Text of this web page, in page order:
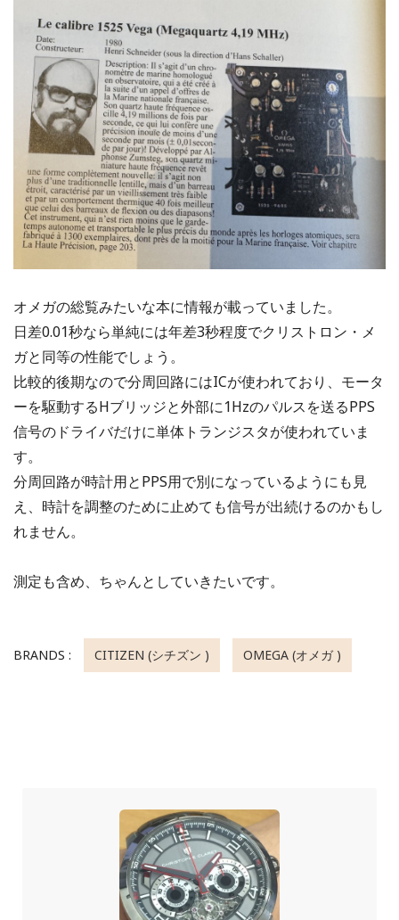
オメガの総覧みたいな本に情報が載っていました。
日差0.01秒なら単純には年差3秒程度でクリストロン・メ
ガと同等の性能でしょう。
比較的後期なので分周回路にはICが使われており、モータ
ーを駆動するHブリッジと外部に1Hzのパルスを送るPPS
信号のドライバだけに単体トランジスタが使われていま
す。
分周回路が時計用とPPS用で別になっているようにも見
え、時計を調整のために止めても信号が出続けるのかもし
れません。
測定も含め、ちゃんとしていきたいです。
BRANDS : CITIZEN (シチズン ) OMEGA (オメガ )